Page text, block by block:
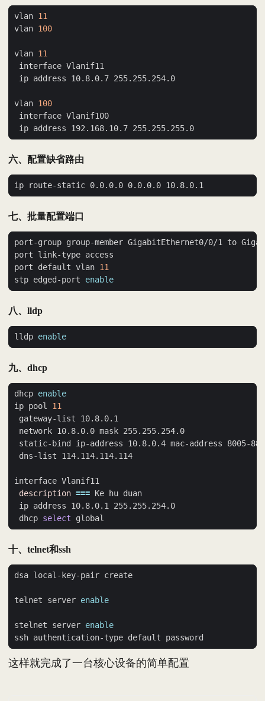
vlan 11
vlan 100
vlan 11
vlan 100
六、配置缺省路由
七、批量配置端口
port default vlan 11
stp edged-port enable
八、lldp
lldp enable
九、dhcp
dhcp enable
ip pool 11
description ===
dhcp select
十、telnet和ssh
telnet server enable
stelnet server enable
这样就完成了一台核心设备的简单配置